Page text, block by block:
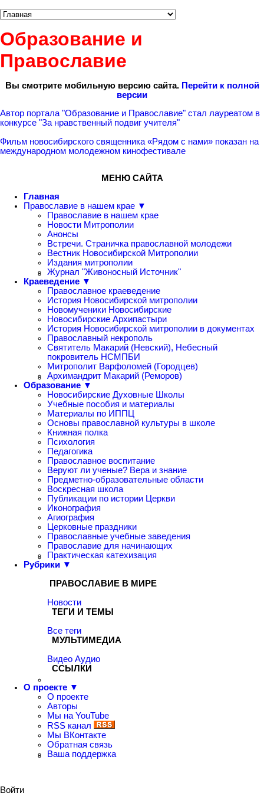
Образование и
Православие
Вы смотрите мобильную версию сайта. Перейти к полной
версии
Автор портала "Образование и Православие" стал лауреатом в
конкурсе "За нравственный подвиг учителя"
Фильм новосибирского священника «Рядом с нами» показан на
международном молодежном кинофестивале
МЕНЮ САЙТА
Главная
Православие в нашем крае ▼
Православие в нашем крае
Новости Митрополии
Анонсы
Встречи. Страничка православной молодежи
Вестник Новосибирской Митрополии
Издания митрополии
Журнал "Живоносный Источник"
Краеведение ▼
Православное краеведение
История Новосибирской митрополии
Новомученики Новосибирские
Новосибирские Архипастыри
История Новосибирской митрополии в документах
Православный некрополь
Святитель Макарий (Невский), Небесный
покровитель НСМПБИ
Митрополит Варфоломей (Городцев)
Архимандрит Макарий (Реморов)
Образование ▼
Новосибирские Духовные Школы
Учебные пособия и материалы
Материалы по ИППЦ
Основы православной культуры в школе
Книжная полка
Психология
Педагогика
Православное воспитание
Веруют ли ученые? Вера и знание
Предметно-образовательные области
Воскресная школа
Публикации по истории Церкви
Иконография
Агиография
Церковные праздники
Православные учебные заведения
Православие для начинающих
Практическая катехизация
Рубрики ▼
ПРАВОСЛАВИЕ В МИРЕ
Новости
ТЕГИ И ТЕМЫ
Все теги
МУЛЬТИМЕДИА
Видео Аудио
ССЫЛКИ
О проекте ▼
О проекте
Авторы
Мы на YouTube
RSS канал
Мы ВКонтакте
Обратная связь
Ваша поддержка
Войти